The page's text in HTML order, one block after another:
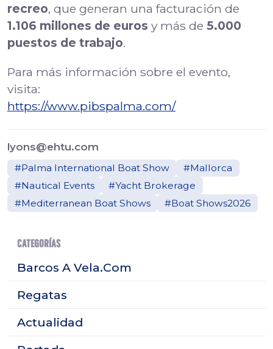
recreo, que generan una facturación de
1.106 millones de euros y más de 5.000
puestos de trabajo.
Para más información sobre el evento,
visita:
https://www.pibspalma.com/
lyons@ehtu.com
#Palma International Boat Show
#Mallorca
#Nautical Events
#Yacht Brokerage
#Mediterranean Boat Shows
#Boat Shows2026
CATEGORÍAS
Barcos A Vela.Com
Regatas
Actualidad